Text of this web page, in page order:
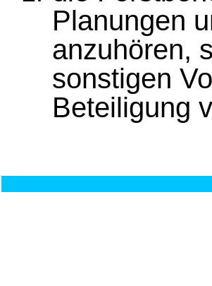
Planungen
anzuhören,
sonstigen
Beteiligung